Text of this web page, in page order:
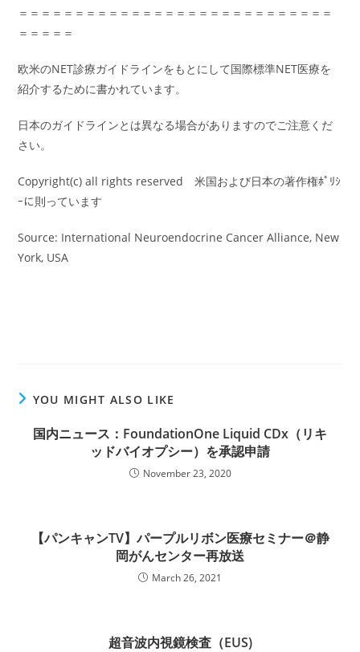
＝＝＝＝＝＝＝＝＝＝＝＝＝＝＝＝＝＝＝＝＝＝＝＝＝＝＝＝
＝＝＝＝＝
欧米のNET診療ガイドラインをもとにして国際標準NET医療を
紹介するために書かれています。
日本のガイドラインとは異なる場合がありますのでご注意くだ
さい。
Copyright(c) all rights reserved 米国および日本の著作権ﾎﾟﾘｼ
ｰに則っています
Source: International Neuroendocrine Cancer Alliance, New
York, USA
YOU MIGHT ALSO LIKE
国内ニュース：FoundationOne Liquid CDx（リキ
ッドバイオプシー）を承認申請
November 23, 2020
【パンキャンTV】パープルリボン医療セミナー＠静
岡がんセンター再放送
March 26, 2021
超音波内視鏡検査（EUS)